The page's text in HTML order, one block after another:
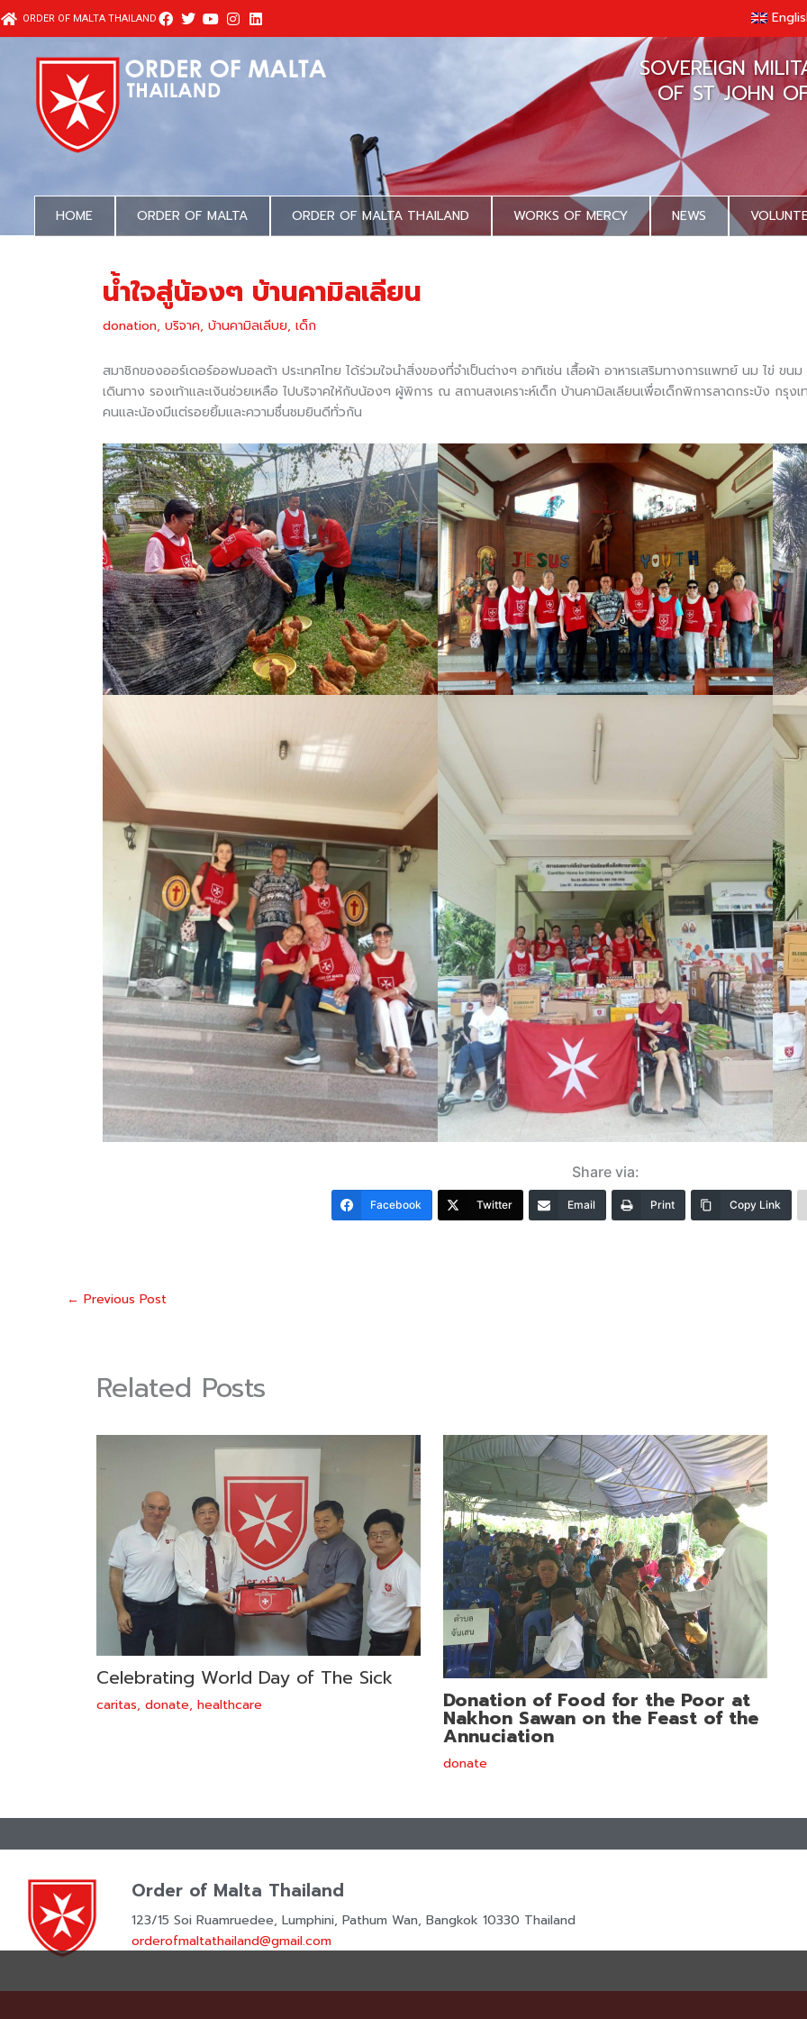
Skip
to
ORDER OF MALTA THAILAND
HOME ORDER OF MALTA ORDER OF MALTA THAILAND WORKS OF MERCY NEWS
SOVEREIGN
OF ST JOHN
น้ำใจสู่น้องๆ บ้านคามิลเลียน
donation, บริจาค, บ้านคามิลเลีบย, เด็ก
สมาชิกของออร์เดอร์ออฟมอลต้า ประเทศไทย ได้ร่วมใจนำสิ่งของที่จำเป็นต่างๆ อาทิเช่น เสื้อผ้า อาหารเสริมทางการแพทย์ นม ไข่ ข
เดินทาง รองเท้าและเงินช่วยเหลือ ไปบริจาคให้กับน้องๆ ผู้พิการ ณ สถานสงเคราะห์เด็ก บ้านคามิลเลียนเพื่อเด็กพิการลาดกระบัง กรุ
คนและน้องมีแต่รอยยิ้มและความชื่นชมยินดีทั่วกัน
Share via:
Facebook Twitter Email Print Copy Link
← Previous Post
Related Posts
Celebrating World Day of The Sick
caritas, donate, healthcare Donation of Food for the Poor at
Nakhon Sawan on the Feast of the
Annuciation
donate
Order of Malta Thailand
123/15 Soi Ruamruedee, Lumphini, Pathum Wan, Bangkok 10330 Thailand
orderofmaltathailand@gmail.com